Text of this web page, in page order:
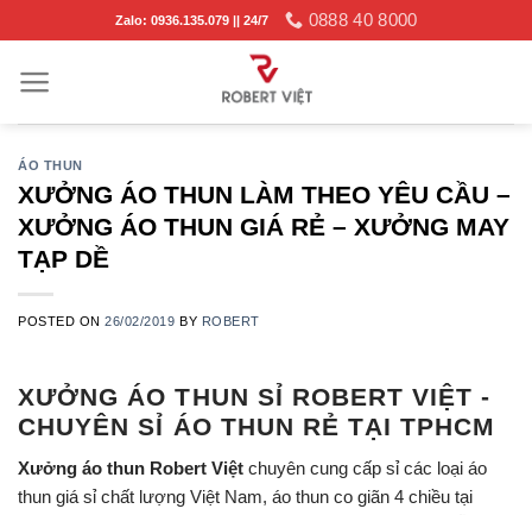
to
content
Zalo: 0936.135.079 || 24/7 0888 40 8000
ÁO THUN
XƯỞNG ÁO THUN LÀM THEO YÊU CẦU –
XƯỞNG ÁO THUN GIÁ RẺ – XƯỞNG MAY
TẠP DỀ
POSTED ON26/02/2019 BY ROBERT
XƯỞNG ÁO THUN SỈ ROBERT VIỆT -
CHUYÊN SỈ ÁO THUN RẺ TẠI TPHCM
Xưởng áo thun Robert Việt chuyên cung cấp sỉ các loại áo
thun giá sỉ chất lượng Việt Nam, áo thun co giãn 4 chiều tại